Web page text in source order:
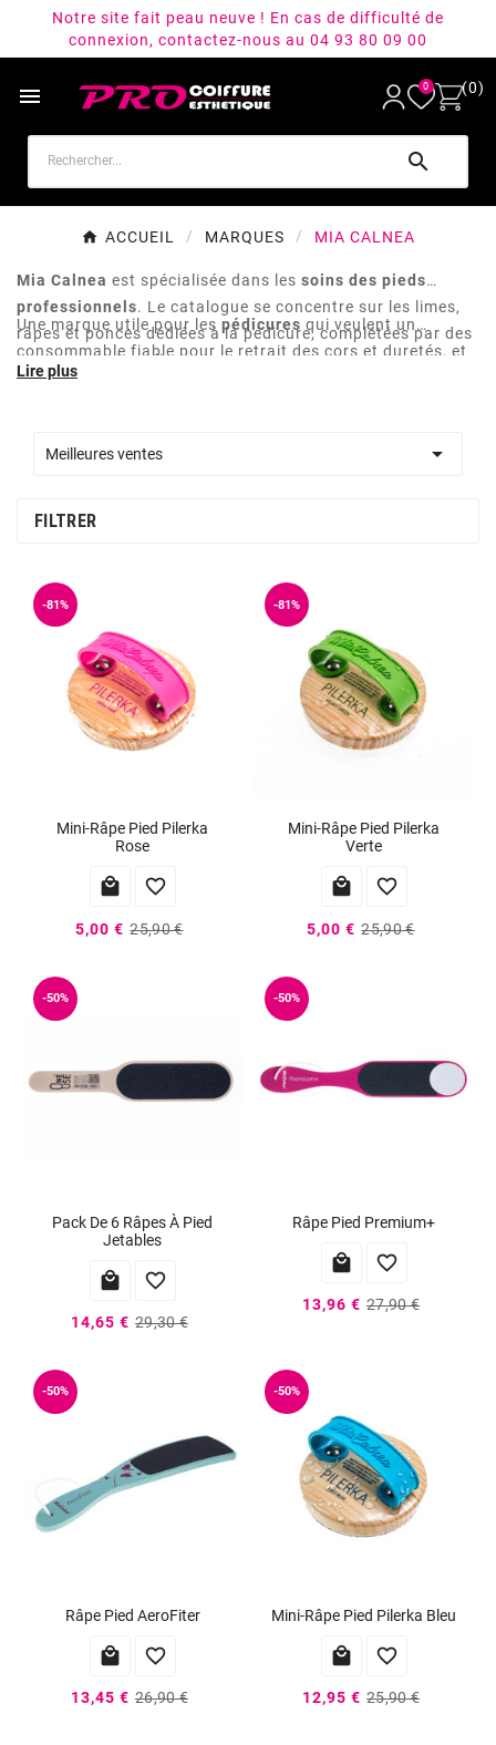
Notre site fait peau neuve ! En cas de difficulté de
connexion, contactez-nous au 04 93 80 09 00
 0 (0)

ACCUEIL MARQUES MIA CALNEA
Mia Calnea est spécialisée dans les soins des pieds
professionnels. Le catalogue se concentre sur les limes,
râpes et ponces dédiées à la pédicure, complétées par des
gommages et peelings corps.
Une marque utile pour les pédicures qui veulent un
consommable fiable pour le retrait des cors et duretés, et
pour les esthéticiennes qui veulent compléter leur
Meilleures ventes 
FILTRER
-81%
Mini-Râpe Pied Pilerka
Rose
 
5,00 € 25,90 €
-81%
Mini-Râpe Pied Pilerka
Verte
 
5,00 € 25,90 €
-50%
Pack De 6 Râpes À Pied
Jetables
 
14,65 € 29,30 €
-50%
Râpe Pied Premium+
 
13,96 € 27,90 €
-50%
Râpe Pied AeroFiter
 
13,45 € 26,90 €
-50%
Mini-Râpe Pied Pilerka Bleu
 
12,95 € 25,90 €